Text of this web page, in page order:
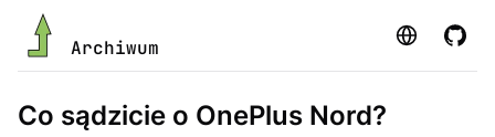
Archiwum Strona
Co sądzicie o OnePlus Nord?